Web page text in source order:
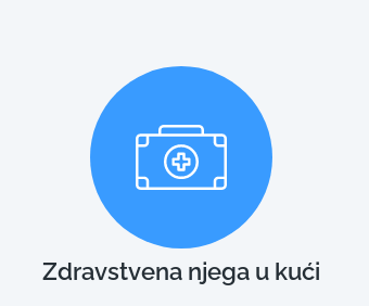
Zdravstvena njega u kući